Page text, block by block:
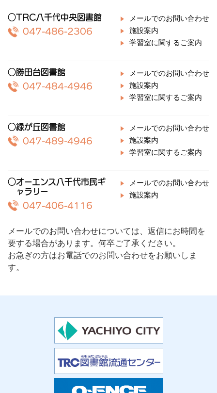
○TRC八千代中央図書館
047-486-2306
メールでのお問い合わせ
施設案内
学習室に関するご案内
○勝田台図書館
047-484-4946
メールでのお問い合わせ
施設案内
学習室に関するご案内
○緑が丘図書館
047-489-4946
メールでのお問い合わせ
施設案内
学習室に関するご案内
○オーエンス八千代市民ギ
ャラリー
047-406-4116
メールでのお問い合わせ
施設案内
メールでのお問い合わせについては、返信にお時間を
要する場合があります。何卒ご了承ください。
お急ぎの方はお電話でのお問い合わせをお願いしま
す。